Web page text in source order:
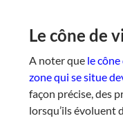
Le cône de
A noter que le
zone qui se situe
façon précise, des
lorsqu’ils évoluent